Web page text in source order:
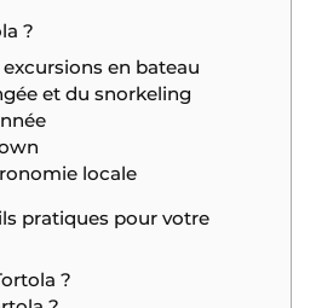
?
en bateau
et du snorkeling
locale
pratiques pour votre
?